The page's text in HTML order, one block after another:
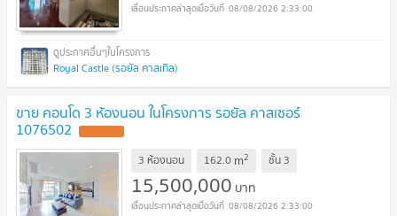
08/08/2026 2:33:00
Royal Castle (รอยัล คาสเทิล)
ขาย คอนโด 3 ห้องนอน ในโครงการ รอยัล คาสเซอร์
1076502
3 ห้องนอน 162.0 m2 ชั้น 3
15,500,000 บาท
08/08/2026 2:33:00